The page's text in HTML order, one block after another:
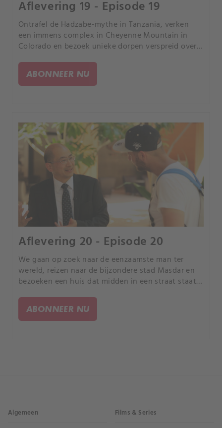
Aflevering 19 - Episode 19
Ontrafel de Hadzabe-mythe in Tanzania, verken
een immens complex in Cheyenne Mountain in
Colorado en bezoek unieke dorpen verspreid over
verlaten boot van Kroatië en futuristische huizen
in China.
ABONNEER NU
Aflevering 20 - Episode 20
We gaan op zoek naar de eenzaamste man ter
wereld, reizen naar de bijzondere stad Masdar en
bezoeken een huis dat midden in een straat staat.
Polen en een dorp in India waar de huizen geen
deur hebben.
ABONNEER NU
Algemeen Films & Series